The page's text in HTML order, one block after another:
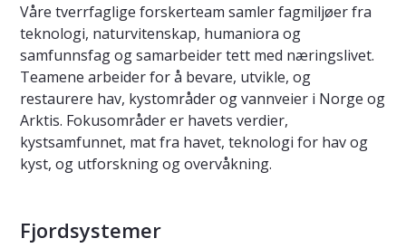
Våre tverrfaglige forskerteam samler fagmiljøer fra
teknologi, naturvitenskap, humaniora og
samfunnsfag og samarbeider tett med næringslivet.
Teamene arbeider for å bevare, utvikle, og
restaurere hav, kystområder og vannveier i Norge og
Arktis. Fokusområder er havets verdier,
kystsamfunnet, mat fra havet, teknologi for hav og
kyst, og utforskning og overvåkning.
Fjordsystemer